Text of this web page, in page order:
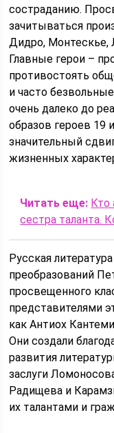
состраданию.
зачитываться
Дидро, Монтескье,
Главные герои –
противостоять
и часто
очень далеко до
образов героев 19
значительный
жизненных
Читать еще: Кто
сестра таланта.
Русская
преобразований
просвещенного
представителями
как Антиох
Они создали
развития
заслуги
Радищева и
их талантами и